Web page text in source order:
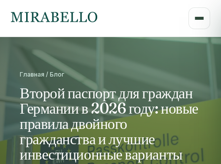
Главная / Блог
Второй паспорт для граждан
Германии в 2026 году: новые
правила двойного
гражданства и лучшие
инвестиционные варианты